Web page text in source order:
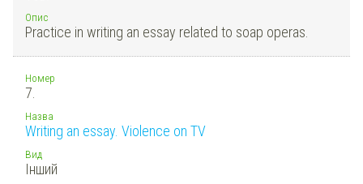
Опис
Practice in writing an essay related to soap operas.
Номер
7.
Назва
Writing an essay. Violence on TV
Вид
Інший